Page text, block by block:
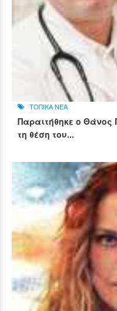
ΤΟΠΙΚΑ ΝΕΑ
Παραιτήθηκε ο Θάνος
τη θέση του...